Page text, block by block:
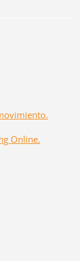
Online.